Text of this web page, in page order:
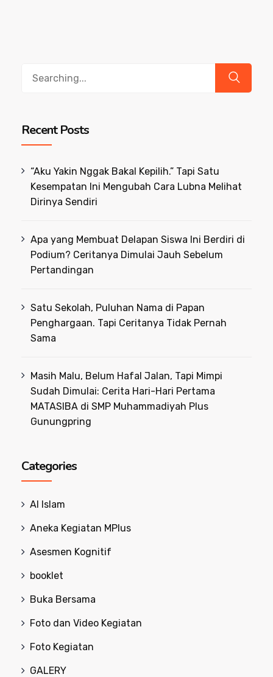
Recent Posts
“Aku Yakin Nggak Bakal Kepilih.” Tapi Satu
Kesempatan Ini Mengubah Cara Lubna Melihat
Dirinya Sendiri
Apa yang Membuat Delapan Siswa Ini Berdiri di
Podium? Ceritanya Dimulai Jauh Sebelum
Pertandingan
Satu Sekolah, Puluhan Nama di Papan
Penghargaan. Tapi Ceritanya Tidak Pernah
Sama
Masih Malu, Belum Hafal Jalan, Tapi Mimpi
Sudah Dimulai: Cerita Hari-Hari Pertama
MATASIBA di SMP Muhammadiyah Plus
Gunungpring
Categories
Al Islam
Aneka Kegiatan MPlus
Asesmen Kognitif
booklet
Buka Bersama
Foto dan Video Kegiatan
Foto Kegiatan
GALERY